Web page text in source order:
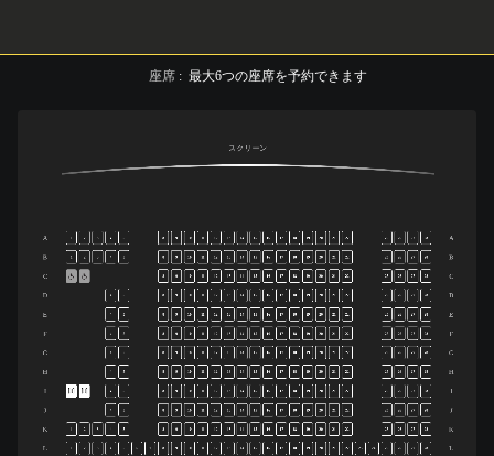
座席 : 最大6つの座席を予約できます
スクリーン
A
B
C
D
E
F
G
H
I
J
K
L
A
B
C
D
E
F
G
H
I
J
K
L
1 3 4 8 9 10 11 12 13 14 15 16 17 18 19 20 21 22 26 27 28
1 2 3 4 5 8 9 10 11 12 13 14 15 16 17 18 19 20 21 22 25 26 27 28
8 9 10 12 13 15 16 17 19 20 21 22 25 26 27 28
4 8 9 10 11 12 13 14 15 16 17 18 19 20 21 22 26 27 28
4 5 9 10 11 12 13 14 15 16 17 19 20 21 22 25 26 27 28
4 8 9 10 11 12 13 14 15 16 17 18 19 20 21 22 25 26 27 28
4 8 9 10 11 12 13 14 15 16 17 18 19 20 21 22 25 26 27 28
4 5 9 10 11 12 13 14 16 17 19 20 21 22 25 26 27
4 8 9 10 11 12 13 14 15 16 17 18 19 20 21 22 26 27 28
4 5 8 9 10 11 12 13 14 15 16 17 18 19 20 21 22 25 26 27 28
2 3 5 8 9 10 12 13 15 16 17 19 20 21 22 25 26 27 28
1 4 6 7 8 9 10 11 12 13 14 15 16 17 18 19 20 21 22 23 24 25 26 27 28